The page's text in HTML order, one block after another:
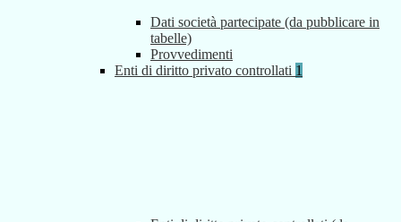
Dati società partecipate (da pubblicare in
tabelle)
Provvedimenti
Enti di diritto privato controllati 1